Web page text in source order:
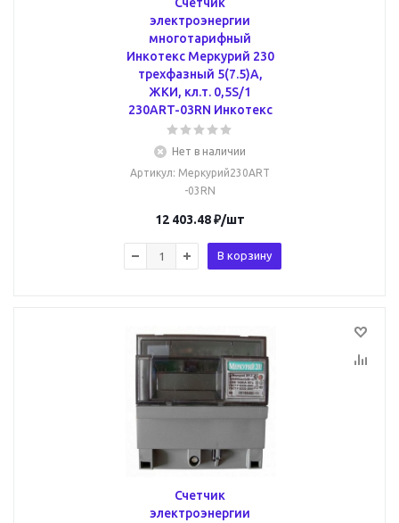
электроэнергии
многотарифный
Инкотекс Меркурий 230
трехфазный 5(7.5)А,
ЖКИ, кл.т. 0,5S/1
230ART-03RN Инкотекс
Нет в наличии
Артикул: Меркурий230ART
-03RN
12 403.48₽/шт
В корзину
Счетчик
электроэнергии